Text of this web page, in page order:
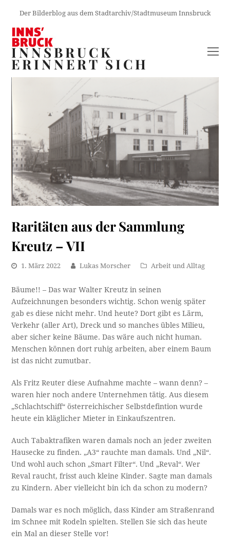
Der Bilderblog aus dem Stadtarchiv/Stadtmuseum Innsbruck
INNSBRUCK
ERINNERT SICH
Raritäten aus der Sammlung
Kreutz – VII
1. März 2022 Lukas Morscher Arbeit und Alltag
Bäume!! – Das war Walter Kreutz in seinen
Aufzeichnungen besonders wichtig. Schon wenig später
gab es diese nicht mehr. Und heute? Dort gibt es Lärm,
Verkehr (aller Art), Dreck und so manches übles Milieu,
aber sicher keine Bäume. Das wäre auch nicht human.
Menschen können dort ruhig arbeiten, aber einem Baum
ist das nicht zumutbar.
Als Fritz Reuter diese Aufnahme machte – wann denn? –
waren hier noch andere Unternehmen tätig. Aus diesem
„Schlachtschiff“ österreichischer Selbstdefintion wurde
heute ein kläglicher Mieter in Einkaufszentren.
Auch Tabaktrafiken waren damals noch an jeder zweiten
Hausecke zu finden. „A3“ rauchte man damals. Und „Nil“.
Und wohl auch schon „Smart Filter“. Und „Reval“. Wer
Reval raucht, frisst auch kleine Kinder. Sagte man damals
zu Kindern. Aber vielleicht bin ich da schon zu modern?
Damals war es noch möglich, dass Kinder am Straßenrand
im Schnee mit Rodeln spielten. Stellen Sie sich das heute
ein Mal an dieser Stelle vor!